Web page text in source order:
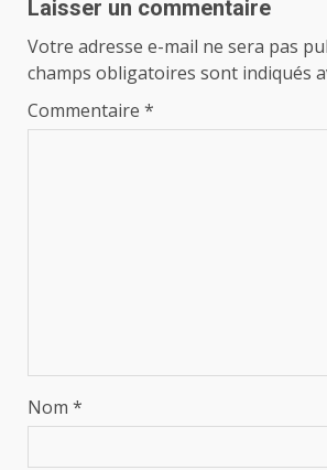
Laisser un commentaire
Votre adresse e-mail ne sera pas
champs obligatoires sont indiqués
Commentaire *
Nom *